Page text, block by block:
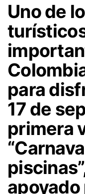
Uno de
para
17 de
primera